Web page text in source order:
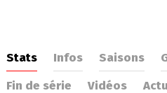
Stats Infos Saisons
Fin de série
Vidéos